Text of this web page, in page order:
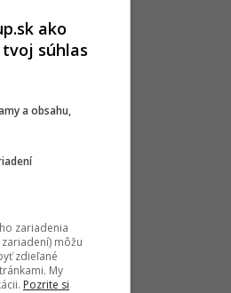
ako
súhlas
a obsahu,
zariadenia
môžu
zdieľané
My
Pozrite si